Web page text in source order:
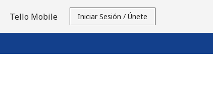
Tello Mobile Iniciar Sesión / Únete